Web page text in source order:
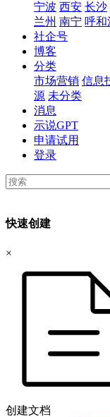
宁波 西安 长沙
兰州 南宁 呼和
社企号
博客
分类
市场营销 信息
源 未分类
消息
示说GPT
申请试用
登录
快速创建
×
创建文档